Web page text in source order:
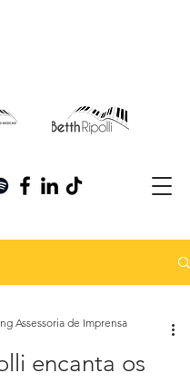
encanta os
Assessoria de Imprensa